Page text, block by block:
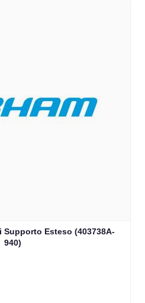
Supporto Esteso (403738A-
940)